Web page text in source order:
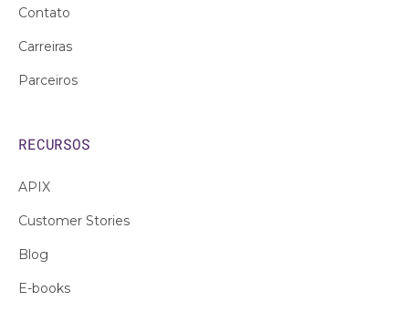
Contato
Carreiras
Parceiros
RECURSOS
APIX
Customer Stories
Blog
E-books